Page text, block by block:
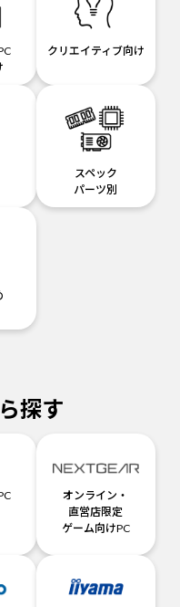
クリエイティブ向け
スペック
パーツ別
探す
オンライン・
直営店限定
ゲーム向けPC